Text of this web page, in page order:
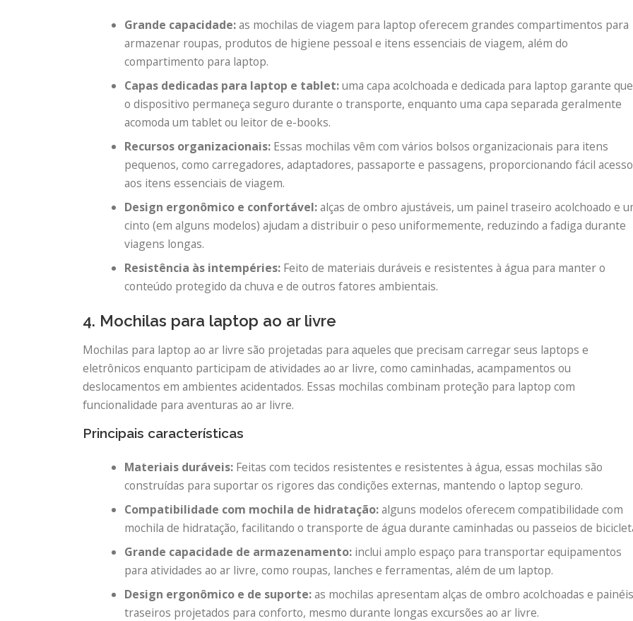
Grande capacidade:as mochilas de viagem para laptop oferecem grandes compartimentos para
armazenar roupas, produtos de higiene pessoal e itens essenciais de viagem, além do
compartimento para laptop.
Capas dedicadas para laptop e tablet:uma capa acolchoada e dedicada para laptop garante que
o dispositivo permaneça seguro durante o transporte, enquanto uma capa separada geralmente
acomoda um tablet ou leitor de e-books.
Recursos organizacionais: Essas mochilas vêm com vários bolsos organizacionais para itens
pequenos, como carregadores, adaptadores, passaporte e passagens, proporcionando fácil acesso
aos itens essenciais de viagem.
Design ergonômico e confortável:alças de ombro ajustáveis, um painel traseiro acolchoado e
cinto (em alguns modelos) ajudam a distribuir o peso uniformemente, reduzindo a fadiga durante
viagens longas.
Resistência às intempéries: Feito de materiais duráveis ​​e resistentes à água para manter o
conteúdo protegido da chuva e de outros fatores ambientais.
4. Mochilas para laptop ao ar livre
Mochilas para laptop ao ar livre são projetadas para aqueles que precisam carregar seus laptops e
eletrônicos enquanto participam de atividades ao ar livre, como caminhadas, acampamentos ou
deslocamentos em ambientes acidentados. Essas mochilas combinam proteção para laptop com
funcionalidade para aventuras ao ar livre.
Principais características
Materiais duráveis: Feitas com tecidos resistentes e resistentes à água, essas mochilas são
construídas para suportar os rigores das condições externas, mantendo o laptop seguro.
Compatibilidade com mochila de hidratação:alguns modelos oferecem compatibilidade com
mochila de hidratação, facilitando o transporte de água durante caminhadas ou passeios de
Grande capacidade de armazenamento: inclui amplo espaço para transportar equipamentos
para atividades ao ar livre, como roupas, lanches e ferramentas, além de um laptop.
Design ergonômico e de suporte:as mochilas apresentam alças de ombro acolchoadas e
traseiros projetados para conforto, mesmo durante longas excursões ao ar livre.